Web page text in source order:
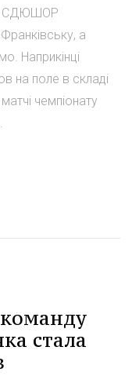
СДЮШОР
а
Наприкінці
на поле в складі
чемпіонату
стала